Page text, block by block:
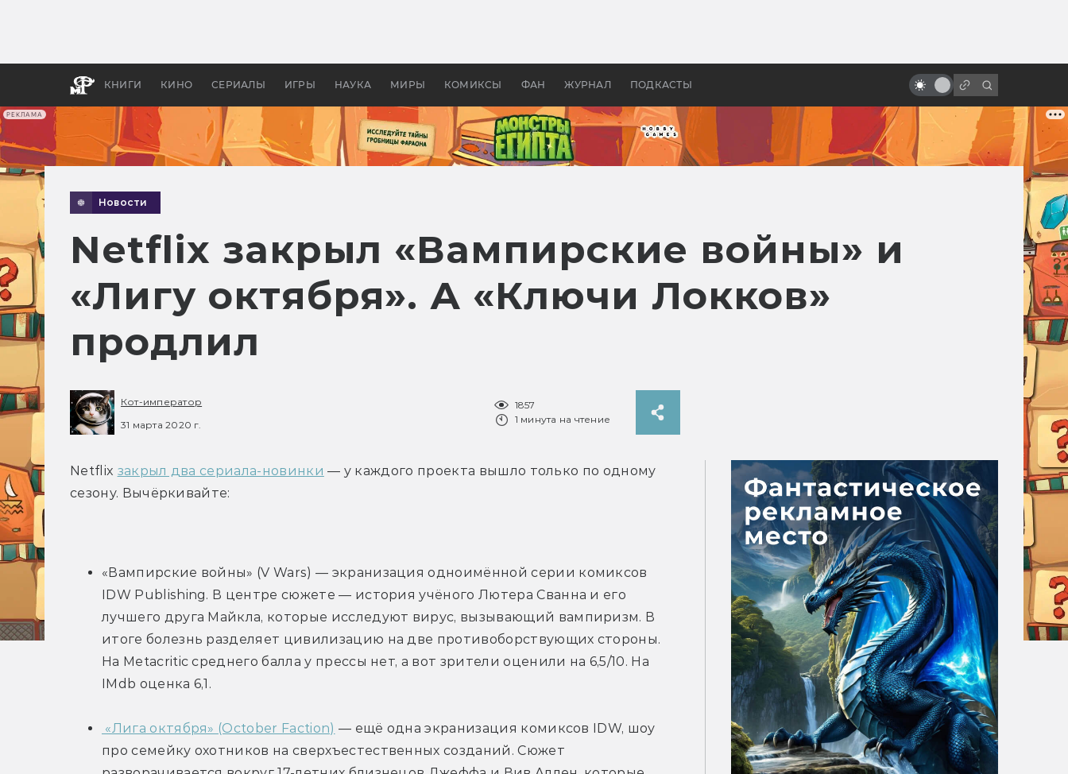
РЕКЛАМА
КНИГИ КИНО СЕРИАЛЫ ИГРЫ НАУКА МИРЫ КОМИКСЫ ФАН ЖУРНАЛ ПОДКАСТЫ
бы «Властелина колец»
Древней Грецией
книги и фильма
Новости
Netflix закрыл «Вампирские войны» и
«Лигу октября». А «Ключи Локков»
продлил
Кот-император
31 марта 2020 г.
1857
1 минута на чтение
Netflix закрыл два сериала-новинки — у каждого проекта вышло только по одному
сезону. Вычёркивайте:
«Вампирские войны» (V Wars) — экранизация одноимённой серии комиксов
IDW Publishing. В центре сюжете — история учёного Лютера Сванна и его
лучшего друга Майкла, которые исследуют вирус, вызывающий вампиризм. В
итоге болезнь разделяет цивилизацию на две противоборствующих стороны.
На Metacritic среднего балла у прессы нет, а вот зрители оценили на 6,5/10. На
IMdb оценка 6,1.
«Лига октября» (October Faction) — ещё одна экранизация комиксов IDW, шоу
про семейку охотников на сверхъестественных созданий. Сюжет